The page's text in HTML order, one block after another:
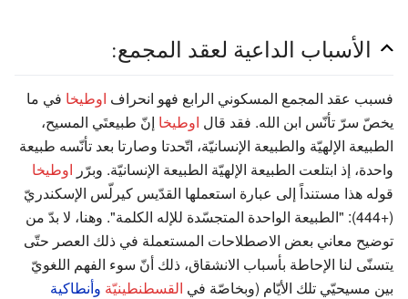
الأسباب الداعية لعقد المجمع:
فسبب عقد المجمع المسكوني الرابع فهو انحراف اوطيخا في ما
يخصّ سرّ تأنّس ابن الله. فقد قال اوطيخا إنّ طبيعتَي المسيح،
الطبيعة الإلهيّة والطبيعة الإنسانيّة، اتّحدتا وصارتا بعد تأنّسه طبيعة
واحدة، إذ ابتلعت الطبيعة الإلهيّة الطبيعة الإنسانيّة. وبرّر اوطيخا
قوله هذا مستنداً إلى عبارة استعملها القدّيس كيرلّس الإسكندريّ
(+444): "الطبيعة الواحدة المتجسّدة للإله الكلمة". وهنا، لا بدّ من
توضيح معاني بعض الاصطلاحات المستعملة في ذلك العصر حتّى
يتسنّى لنا الإحاطة بأسباب الانشقاق، ذلك أنّ سوء الفهم اللغويّ
بين مسيحيّي تلك الأيّام (وبخاصّة في القسطنطينيّة وأنطاكية